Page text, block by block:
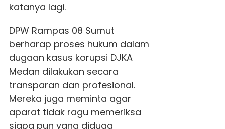
katanya lagi.
DPW Rampas 08 Sumut
berharap proses hukum dalam
dugaan kasus korupsi DJKA
Medan dilakukan secara
transparan dan profesional.
Mereka juga meminta agar
aparat tidak ragu memeriksa
siapa pun yang diduga